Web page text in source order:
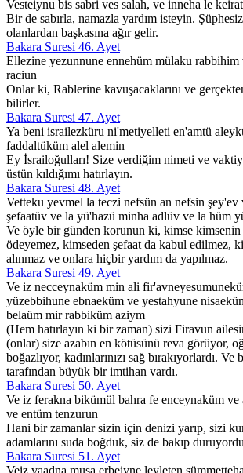
Vesteiynu bis sabri ves salah, ve inneha le
Bir de sabırla, namazla yardım isteyin.
olanlardan başkasına ağır gelir.
Bakara Suresi 46. Ayet
Ellezine yezunnune ennehüm mülaku
raciun
Onlar ki, Rablerine kavuşacaklarını ve
bilirler.
Bakara Suresi 47. Ayet
Ya beni israilezküru ni'metiyelleti en'amtü
faddaltüküm alel alemin
Ey İsrailoğulları! Size verdiğim nimeti ve
üstün kıldığımı hatırlayın.
Bakara Suresi 48. Ayet
Vetteku yevmel la teczi nefsün an nefsin
şefaatüv ve la yü'hazü minha adlüv ve la hüm
Ve öyle bir günden korunun ki, kimse
ödeyemez, kimseden şefaat da kabul edilmez,
alınmaz ve onlara hiçbir yardım da yapılmaz.
Bakara Suresi 49. Ayet
Ve iz necceynaküm min ali
yüzebbihune ebnaeküm ve yestahyune
belaüm mir rabbiküm aziym
(Hem hatırlayın ki bir zaman) sizi Firavun
(onlar) size azabın en kötüsünü reva görüyor,
boğazlıyor, kadınlarınızı sağ bırakıyorlardı.
tarafından büyük bir imtihan vardı.
Bakara Suresi 50. Ayet
Ve iz ferakna bikümül bahra fe enceynaküm ve
ve entüm tenzurun
Hani bir zamanlar sizin için denizi yarıp, sizi
adamlarını suda boğduk, siz de bakıp
Bakara Suresi 51. Ayet